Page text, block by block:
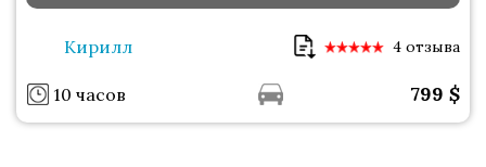
Кирилл 4 отзыва
10 часов 799 $